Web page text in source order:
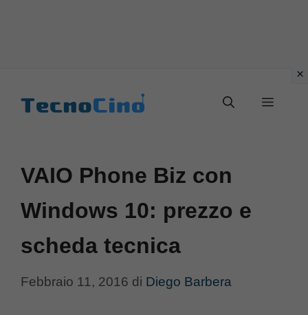
Menu
VAIO Phone Biz con
Windows 10: prezzo e
scheda tecnica
Febbraio 11, 2016 di Diego Barbera